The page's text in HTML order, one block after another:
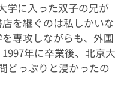
学に入った双子の兄が
を継ぐのは私しかいな
専攻しながらも、外国
年に卒業後、北京大
どっぷりと浸かったの